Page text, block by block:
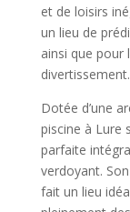
et de loisirs
un lieu de
ainsi que pour
divertissement.
Dotée d’une
piscine à Lure
parfaite
verdoyant.
fait un lieu